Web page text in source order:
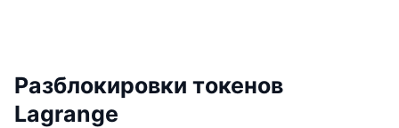
Разблокировки токенов
Lagrange